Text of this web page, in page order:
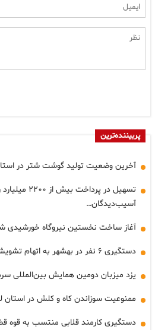
پربیننده‌ترین
آخرین وضعیت تولید گوشت شتر در
تسهیل در
آسیب‌دیدگان…
آغاز ساخت نخستین نیروگاه خورشیدی
دستگیری ۶ نفر در بهشهر به اتهام تشویش اذهان عمومی
یزد میزبان دومین همایش بین‌المللی
ممنوعیت سوزاندن کاه و کلش در استان
دستگیری کارمند قلابی منتسب به قوه